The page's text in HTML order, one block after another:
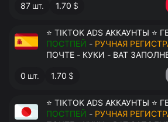
87 шт. 1.70 $
⭐ TIKTOK ADS АККАУНТЫ ⭐
ПОСТПЕЙ - РУЧНАЯ
ПОЧТЕ - КУКИ - ВАТ
0 шт. 1.70 $
⭐ TIKTOK ADS АККАУНТЫ ⭐
ПОСТПЕЙ - РУЧНАЯ